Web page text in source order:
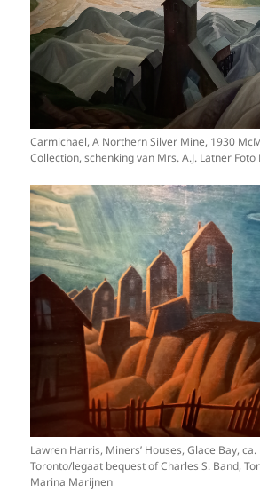
Carmichael, A Northern Silver Mine, 1930
Collection, schenking van Mrs. A.J. Latner
Lawren Harris, Miners’ Houses, Glace Bay,
Toronto/legaat bequest of Charles S. Band,
Marina Marijnen